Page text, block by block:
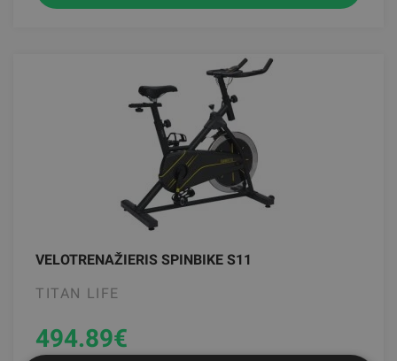
VELOTRENAŽIERIS SPINBIKE S11
TITAN LIFE
494.89€